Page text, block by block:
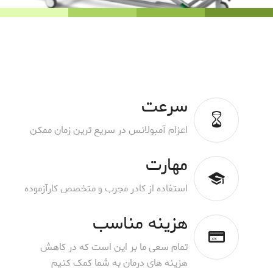
سرعت
اعزام آمبولانس در سریع ترین زمان ممکن
مهارت
استفاده از کادر مجرب و متخصص کارآزموده
هزینه مناسب
تمام سعی ما بر این است که در کاهش
هزینه های درمان به شما کمک کنیم